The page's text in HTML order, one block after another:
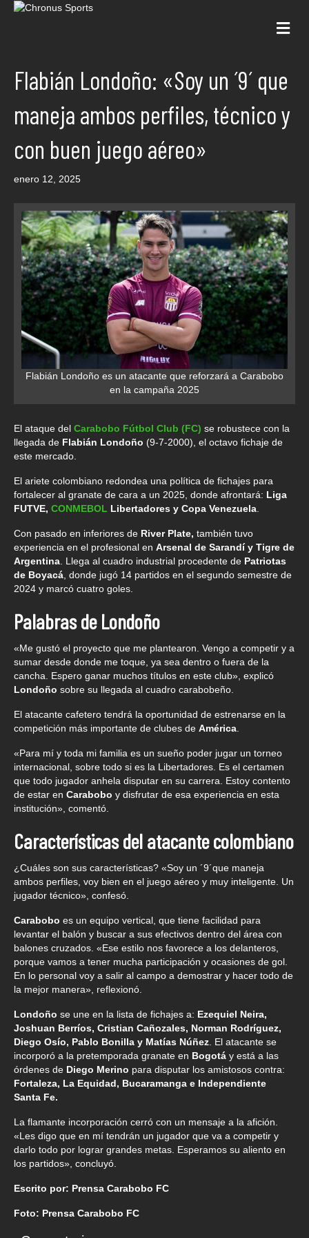
Flabián Londoño: «Soy un ´9´ que
maneja ambos perfiles, técnico y
con buen juego aéreo»
enero 12, 2025
Flabián Londoño es un atacante que reforzará a Carabobo
en la campaña 2025
El ataque del Carabobo Fútbol Club (FC) se robustece con la
llegada de Flabián Londoño (9-7-2000), el octavo fichaje de
este mercado.
El ariete colombiano redondea una política de fichajes para
fortalecer al granate de cara a un 2025, donde afrontará: Liga
FUTVE, CONMEBOL Libertadores y Copa Venezuela
Con pasado en inferiores de River Plate, también tuvo
experiencia en el profesional en Arsenal de Sarandí y Tigre de
Argentina . Llega al cuadro industrial procedente de Patriotas
de Boyacá , donde jugó 14 partidos en el segundo semestre de
2024 y marcó cuatro goles.
Palabras de Londoño
«Me gustó el proyecto que me plantearon. Vengo a competir y a
sumar desde donde me toque, ya sea dentro o fuera de la
cancha. Espero ganar muchos títulos en este club», explicó
Londoño sobre su llegada al cuadro carabobeño.
El atacante cafetero tendrá la oportunidad de estrenarse en la
competición más importante de clubes de América
«Para mí y toda mi familia es un sueño poder jugar un torneo
internacional, sobre todo si es la Libertadores. Es el certamen
que todo jugador anhela disputar en su carrera. Estoy contento
de estar en Carabobo y disfrutar de esa experiencia en esta
institución», comentó.
Características del atacante colombiano
¿Cuáles son sus características? «Soy un ´9´que maneja
ambos perfiles, voy bien en el juego aéreo y muy inteligente. Un
jugador técnico», confesó.
Carabobo es un equipo vertical, que tiene facilidad para
levantar el balón y buscar a sus efectivos dentro del área con
balones cruzados. «Ese estilo nos favorece a los delanteros,
porque vamos a tener mucha participación y ocasiones de gol.
En lo personal voy a salir al campo a demostrar y hacer todo de
la mejor manera», reflexionó.
Londoño se une en la lista de fichajes a: Ezequiel Neira,
Joshuan Berríos, Cristian Cañozales, Norman Rodríguez,
Diego Osío, Pablo Bonilla y Matías Núñez . El atacante se
incorporó a la pretemporada granate en Bogotá y está a las
órdenes de Diego Merino para disputar los amistosos contra:
Fortaleza, La Equidad, Bucaramanga e Independiente
Santa Fe.
La flamante incorporación cerró con un mensaje a la afición.
«Les digo que en mí tendrán un jugador que va a competir y
darlo todo por lograr grandes metas. Esperamos su aliento en
los partidos», concluyó.
Escrito por: Prensa Carabobo FC
Foto: Prensa Carabobo FC